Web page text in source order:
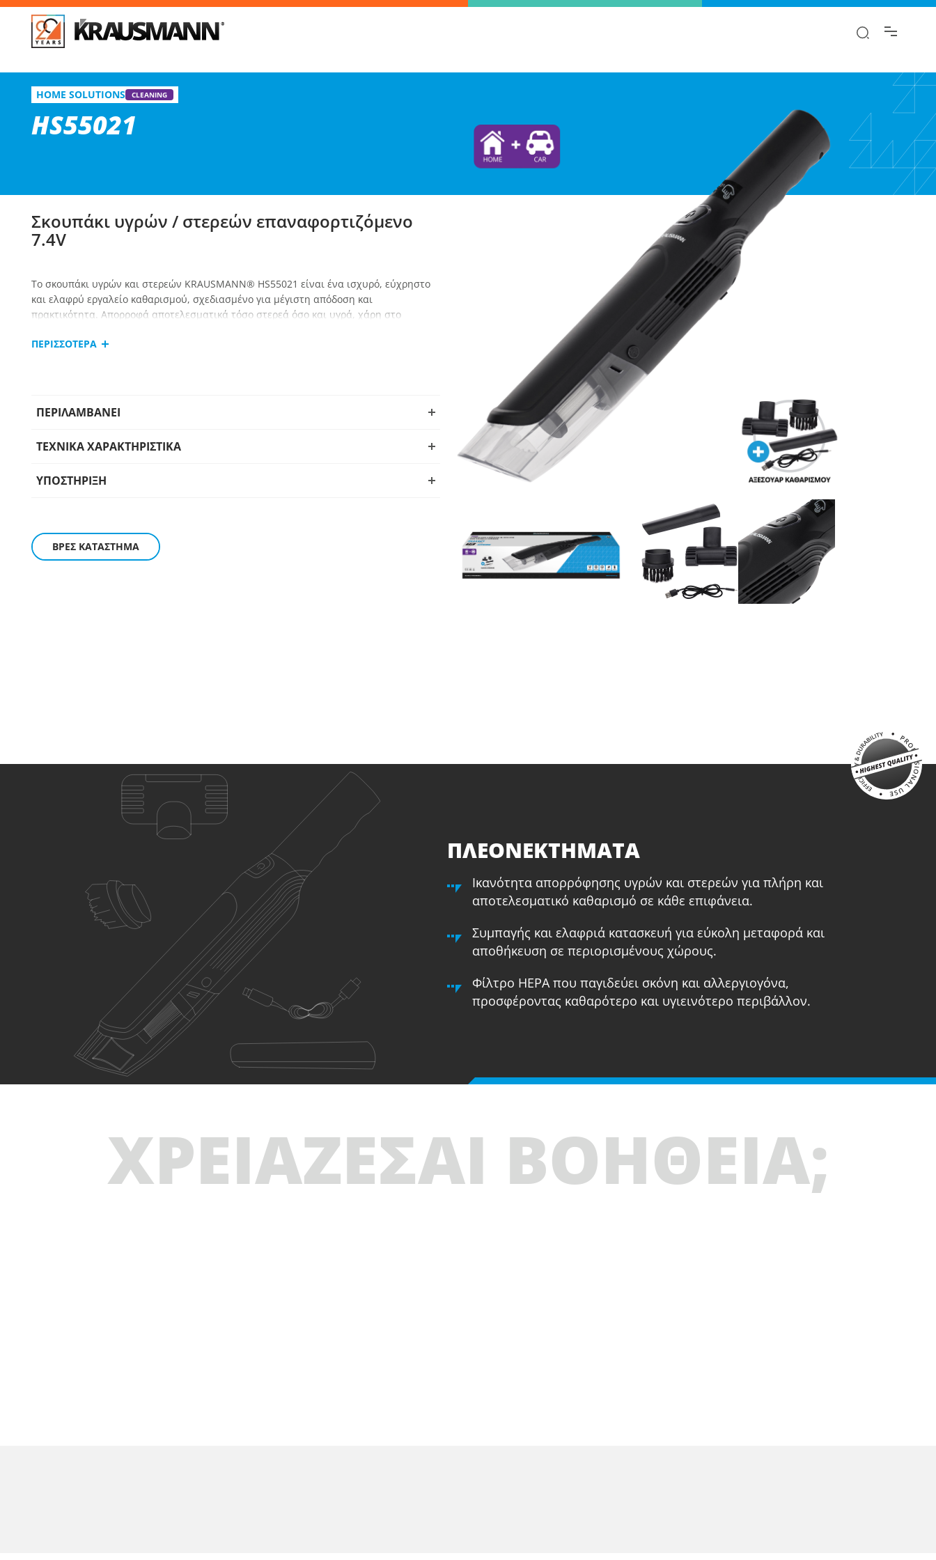
HS55021
Σκουπάκι υγρών / στερεών επαναφορτιζόμενο 7.4V
HOME SOLUTIONS CLEANING
HS55021
Σκουπάκι υγρών / στερεών επαναφορτιζόμενο
7.4V
Το σκουπάκι υγρών και στερεών KRAUSMANN® HS55021 είναι ένα ισχυρό, εύχρηστο
και ελαφρύ εργαλείο καθαρισμού, σχεδιασμένο για μέγιστη απόδοση και
πρακτικότητα. Απορροφά αποτελεσματικά τόσο στερεά όσο και υγρά, χάρη στο
ΠΕΡΙΣΣΟΤΕΡΑ
ΠΕΡΙΛΑΜΒΑΝΕΙ
ΤΕΧΝΙΚΑ ΧΑΡΑΚΤΗΡΙΣΤΙΚΑ
ΥΠΟΣΤΗΡΙΞΗ
ΒΡΕΣ ΚΑΤΑΣΤΗΜΑ
ΠΛΕΟΝΕΚΤΗΜΑΤΑ
Ικανότητα απορρόφησης υγρών και στερεών για πλήρη και
αποτελεσματικό καθαρισμό σε κάθε επιφάνεια.
Συμπαγής και ελαφριά κατασκευή για εύκολη μεταφορά και
αποθήκευση σε περιορισμένους χώρους.
Φίλτρο HEPA που παγιδεύει σκόνη και αλλεργιογόνα,
προσφέροντας καθαρότερο και υγιεινότερο περιβάλλον.
ΧΡΕΙΑΖΕΣΑΙ ΒΟΗΘΕΙΑ;
Επίλεξε παραλλαγή